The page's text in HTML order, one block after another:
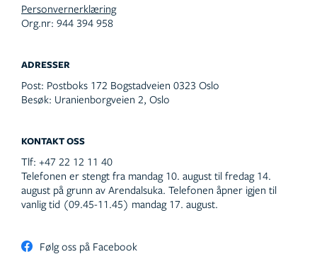
Personvernerklæring
Org.nr: 944 394 958
ADRESSER
Post: Postboks 172 Bogstadveien 0323 Oslo
Besøk: Uranienborgveien 2, Oslo
KONTAKT OSS
Tlf: +47 22 12 11 40
Telefonen er stengt fra mandag 10. august til fredag 14.
august på grunn av Arendalsuka. Telefonen åpner igjen til
vanlig tid (09.45-11.45) mandag 17. august.
Følg oss på Facebook